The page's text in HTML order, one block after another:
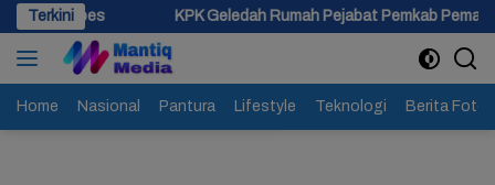
Langsung
ke
konten
Terkini
KPK Geledah Rumah Pejabat Pemkab Pemalang di Kota Tegal,
Home Nasional Pantura Lifestyle Teknologi Berita Foto